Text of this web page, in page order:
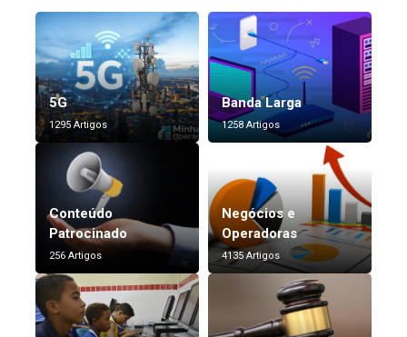
5G
1295 Artigos
Banda Larga
1258 Artigos
Conteúdo
Patrocinado
256 Artigos
Negócios e
Operadoras
4135 Artigos